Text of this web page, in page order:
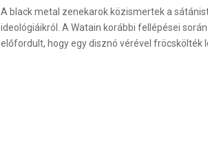
A black metal zenekarok közismertek a
ideológiáikról. A Watain korábbi fellépései során
előfordult, hogy egy disznó vérével fröcskölték